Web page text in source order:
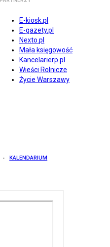
E-kiosk.pl
E-gazety.pl
Nexto.pl
Mała księgowość
Kancelarierp.pl
Wieści Rolnicze
Życie Warszawy
KALENDARIUM